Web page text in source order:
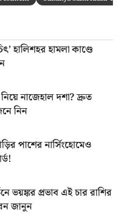
হালিশহর হামলা কাণ্ডে
নাজেহাল দশা? দ্রুত
নিন
পাশের নার্সিংহোমেও
ভয়ঙ্কর প্রভাব এই চার রাশির
জানুন